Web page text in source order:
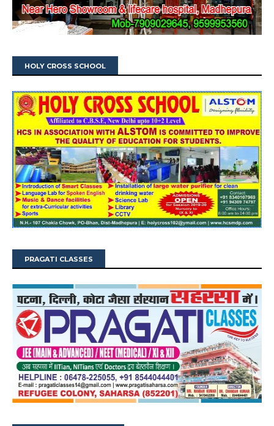
HOLY CROSS SCHOOL
PRAGATI CLASSES